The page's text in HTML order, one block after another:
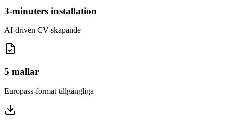
3-minuters installation
AI-driven CV-skapande
5 mallar
Europass-format tillgängliga